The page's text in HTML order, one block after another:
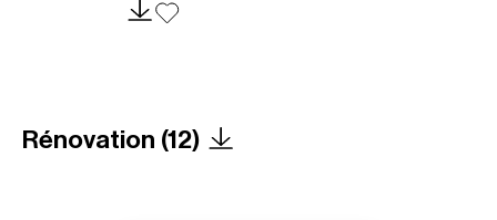
Rénovation (12)